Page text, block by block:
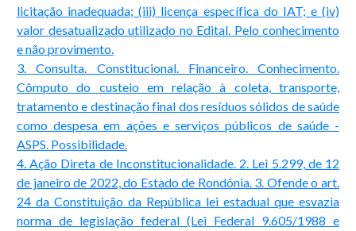
licitação inadequada; (iii) licença específica do IAT; e (iv)
valor desatualizado utilizado no Edital. Pelo conhecimento
e não provimento.
3. Consulta. Constitucional. Financeiro. Conhecimento.
Cômputo do custeio em relação à coleta, transporte,
tratamento e destinação final dos resíduos sólidos de saúde
como despesa em ações e serviços públicos de saúde -
ASPS. Possibilidade.
4. Ação Direta de Inconstitucionalidade. 2. Lei 5.299, de 12
de janeiro de 2022, do Estado de Rondônia. 3. Ofende o art.
24 da Constituição da República lei estadual que esvazia
norma de legislação federal (Lei Federal 9.605/1988 e